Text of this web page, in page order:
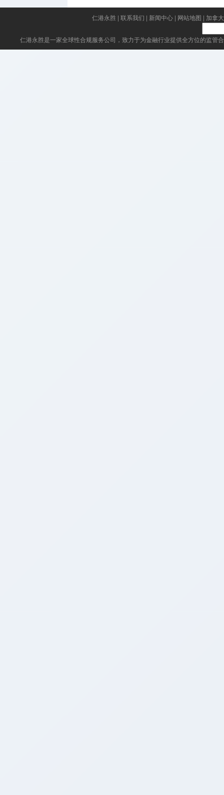
仁港永胜| 联系我们 | 新闻中心| 网站地图 | 加拿
仁港永胜是一家全球性合规服务公司，致力于为金融行业提供全方位的监管